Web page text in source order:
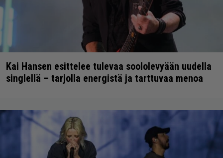
Kai Hansen esittelee tulevaa soololevyään uudella
singlellä – tarjolla energistä ja tarttuvaa menoa